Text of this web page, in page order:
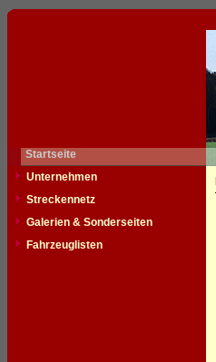
Startseite
Unternehmen
Streckennetz
Galerien & Sonderseiten
Fahrzeuglisten